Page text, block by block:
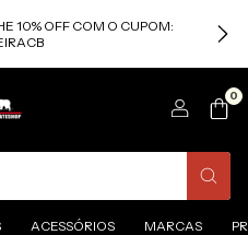
10% OFF COM O CUPOM:
0
ACESSÓRIOS MARCAS